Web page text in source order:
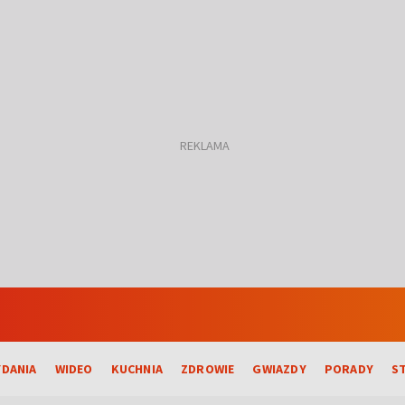
WIDEO KUCHNIA ZDROWIE GWIAZDY PORADY